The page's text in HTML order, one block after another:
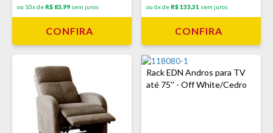
ou 10x de R$ 83,99 sem juros
CONFIRA
ou 6x de R$ 133,31 sem juros
CONFIRA
Rack EDN Andros para TV
até 75'' - Off White/Cedro